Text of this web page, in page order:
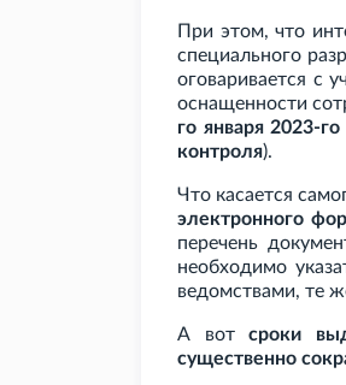
При этом, что
специального
оговаривается с
оснащенности
го января 2023-
контроля).
Что касается
электронного
перечень
необходимо
ведомствами, те
А вотсроки
существенно